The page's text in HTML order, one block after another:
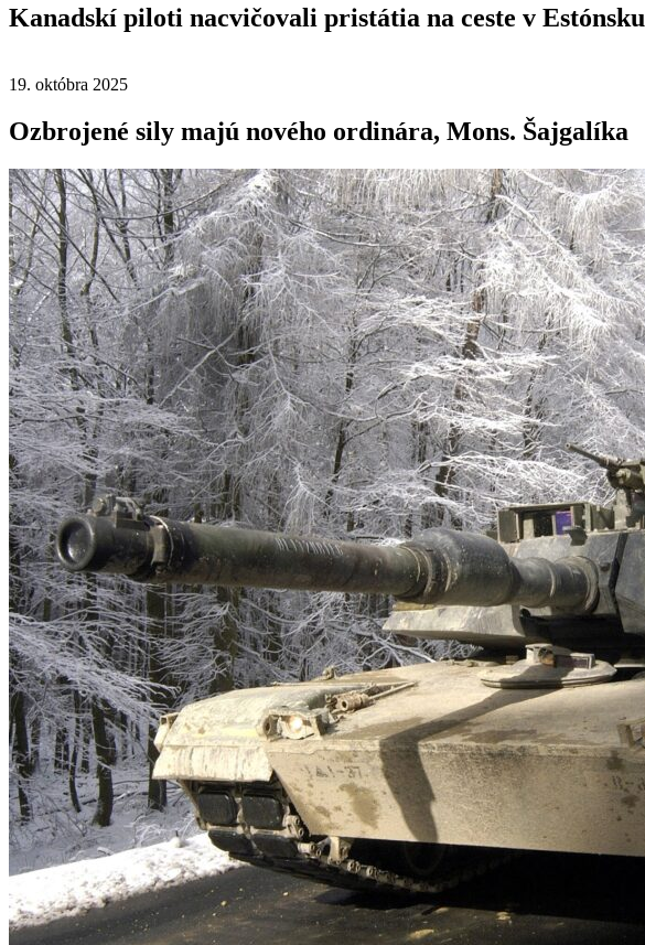
Kanadskí piloti nacvičovali pristátia na ceste v Estónsku
19. októbra 2025
Ozbrojené sily majú nového ordinára, Mons. Šajgalíka